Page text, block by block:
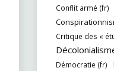
Conflit armé (fr)
Critique des «
Démocratie (fr)